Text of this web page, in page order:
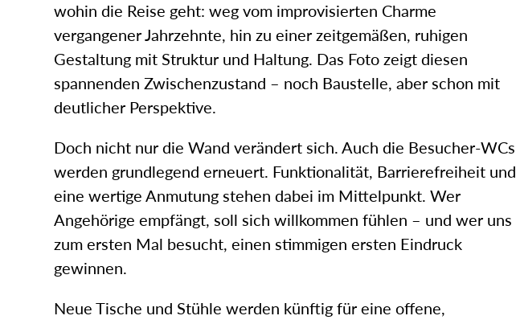
wohin die Reise geht: weg vom improvisierten Charme
vergangener Jahrzehnte, hin zu einer zeitgemäßen, ruhigen
Gestaltung mit Struktur und Haltung. Das Foto zeigt diesen
spannenden Zwischenzustand – noch Baustelle, aber schon mit
deutlicher Perspektive.
Doch nicht nur die Wand verändert sich. Auch die Besucher-WCs
werden grundlegend erneuert. Funktionalität, Barrierefreiheit und
eine wertige Anmutung stehen dabei im Mittelpunkt. Wer
Angehörige empfängt, soll sich willkommen fühlen – und wer uns
zum ersten Mal besucht, einen stimmigen ersten Eindruck
gewinnen.
Neue Tische und Stühle werden künftig für eine offene,